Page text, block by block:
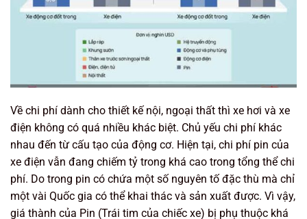
Về chi phí dành cho thiết kế nội, ngoại thất thì xe hơi và xe
điện không có quá nhiều khác biệt. Chủ yếu chi phí khác
nhau đến từ cấu tạo của động cơ. Hiện tại, chi phí pin của
xe điện vẫn đang chiếm tỷ trong khá cao trong tổng thể chi
phí. Do trong pin có chứa một số nguyên tố đặc thù mà chỉ
một vài Quốc gia có thể khai thác và sản xuất được. Vì vậy,
giá thành của Pin (Trái tim của chiếc xe) bị phụ thuộc khá